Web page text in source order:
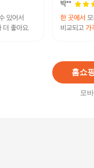
홈쇼
모
1005프루